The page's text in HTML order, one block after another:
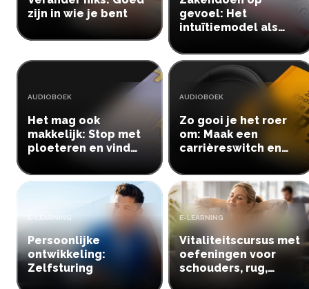
zijn in wie je bent
gevoel: Het
intuïtiemodel als
Het mag ook
makkelijk: Stop met
ploeteren en vind
TYPE:
AUDIOBOEK
Zo gooi je het roer
om: Maak een
carrièreswitch en
vindt!
TYPE:
AUDIOBOEK
Persoonlijke
ontwikkeling:
Zelfsturing
E-LEARNING
Vitaliteitscursus met
oefeningen voor
schouders, rug,
TYPE:
E-LEARNING